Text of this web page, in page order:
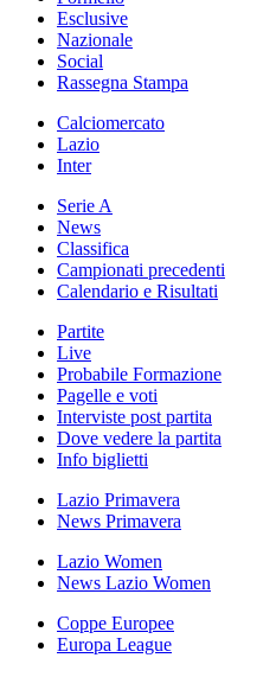
Esclusive
Nazionale
Social
Rassegna Stampa
Calciomercato
Lazio
Inter
Serie A
News
Classifica
Campionati precedenti
Calendario e Risultati
Partite
Live
Probabile Formazione
Pagelle e voti
Interviste post partita
Dove vedere la partita
Info biglietti
Lazio Primavera
News Primavera
Lazio Women
News Lazio Women
Coppe Europee
Europa League